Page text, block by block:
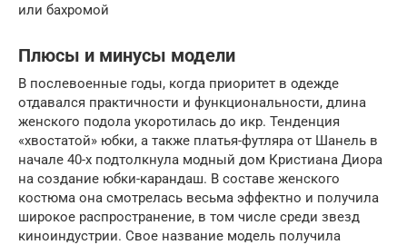
или бахромой
Плюсы и минусы модели
В послевоенные годы, когда приоритет в одежде
отдавался практичности и функциональности, длина
женского подола укоротилась до икр. Тенденция
«хвостатой» юбки, а также платья-футляра от Шанель в
начале 40-х подтолкнула модный дом Кристиана Диора
на создание юбки-карандаш. В составе женского
костюма она смотрелась весьма эффектно и получила
широкое распространение, в том числе среди звезд
киноиндустрии. Свое название модель получила